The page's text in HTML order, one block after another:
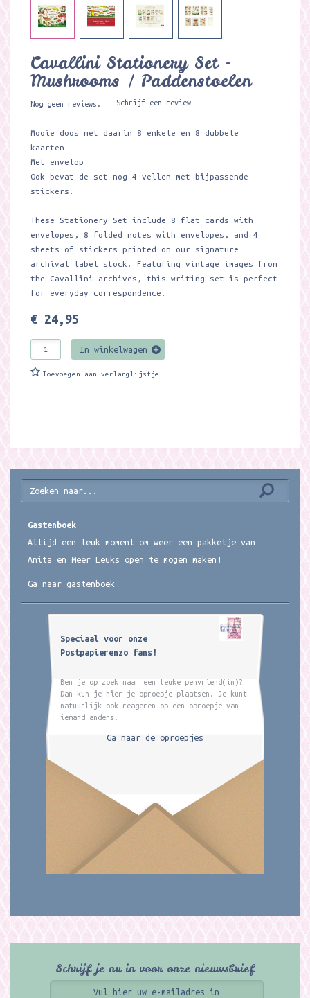
Cavallini Stationery Set -
Mushrooms / Paddenstoelen
Nog geen reviews. Schrijf een review
Mooie doos met daarin 8 enkele en 8 dubbele
kaarten
Met envelop
Ook bevat de set nog 4 vellen met bijpassende
stickers.
These Stationery Set include 8 flat cards with
envelopes, 8 folded notes with envelopes, and 4
sheets of stickers printed on our signature
archival label stock. Featuring vintage images from
the Cavallini archives, this writing set is perfect
for everyday correspondence.
€ 24,95
In winkelwagen
Toevoegen aan verlanglijstje
Gastenboek
Altijd een leuk moment om weer een pakketje van
Anita en Meer Leuks open te mogen maken!
Ga naar gastenboek
Speciaal voor onze
Postpapierenzo fans!
Ben je op zoek naar een leuke penvriend(in)?
Dan kun je hier je oproepje plaatsen. Je kunt
natuurlijk ook reageren op een oproepje van
iemand anders.
Ga naar de oproepjes
Schrijf je nu in voor onze nieuwsbrief